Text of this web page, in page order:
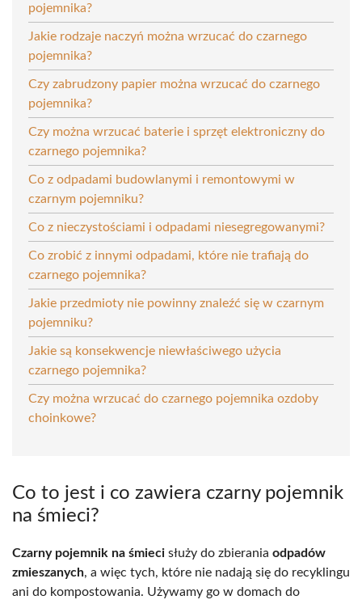
pojemnika?
Jakie rodzaje naczyń można wrzucać do czarnego
pojemnika?
Czy zabrudzony papier można wrzucać do czarnego
pojemnika?
Czy można wrzucać baterie i sprzęt elektroniczny do
czarnego pojemnika?
Co z odpadami budowlanymi i remontowymi w
czarnym pojemniku?
Co z nieczystościami i odpadami niesegregowanymi?
Co zrobić z innymi odpadami, które nie trafiają do
czarnego pojemnika?
Jakie przedmioty nie powinny znaleźć się w czarnym
pojemniku?
Jakie są konsekwencje niewłaściwego użycia
czarnego pojemnika?
Czy można wrzucać do czarnego pojemnika ozdoby
choinkowe?
Co to jest i co zawiera czarny pojemnik
na śmieci?
Czarny pojemnik na śmieci służy do zbierania odpadów
zmieszanych, a więc tych, które nie nadają się do recyklingu
ani do kompostowania. Używamy go w domach do